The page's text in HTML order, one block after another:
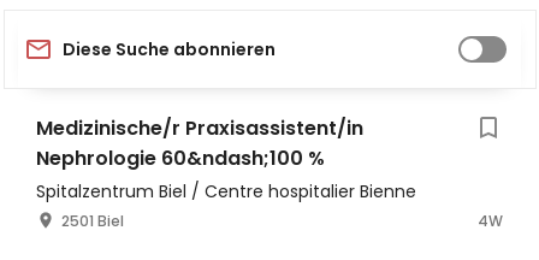
Diese Suche abonnieren
Medizinische/r Praxisassistent/in
Nephrologie 60&ndash;100 %
Spitalzentrum Biel / Centre hospitalier Bienne
2501 Biel 4W